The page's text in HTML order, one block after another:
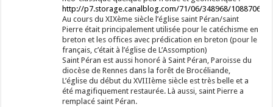
http://p7.storage.canalblog.com/71/06/348968/
Au cours du XIXème siècle l’église saint Péran/saint
Pierre était principalement utilisée pour le catéchisme en
breton et les offices avec prédication en breton (pour le
français, c’était à l’église de L’Assomption)
Saint Péran est aussi honoré à Saint Péran, Paroisse du
diocèse de Rennes dans la forêt de Brocéliande,
L’église du début du XVIIIème siècle est très belle et a
été magifiquement restaurée. Là aussi, saint Pierre a
remplacé saint Péran.